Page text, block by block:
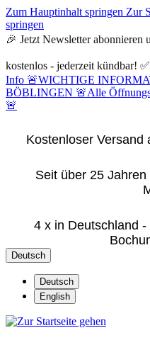
Zum Hauptinhalt springen Zur
springen
🎉 Jetzt Newsletter abonnieren
kostenlos - jederzeit kündbar! ✅
Info 🚨WICHTIGE
BÖBLINGEN 🚨Alle
🚨
Kostenloser Versand
Seit über 25
4 x in Deutschland -
Deutsch
Deutsch
English